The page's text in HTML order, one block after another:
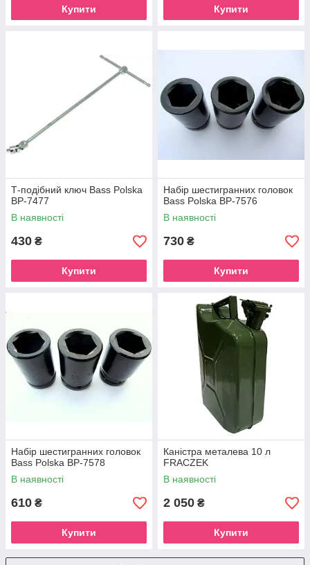
Купити Купити
Т-подібний ключ Bass Polska
BP-7477
В наявності
430 ₴
Купити
Набір шестигранних головок
Bass Polska BP-7576
В наявності
730 ₴
Купити
Набір шестигранних головок
Bass Polska BP-7578
В наявності
610 ₴
Купити
Каністра металева 10 л
FRACZEK
В наявності
2 050 ₴
Купити